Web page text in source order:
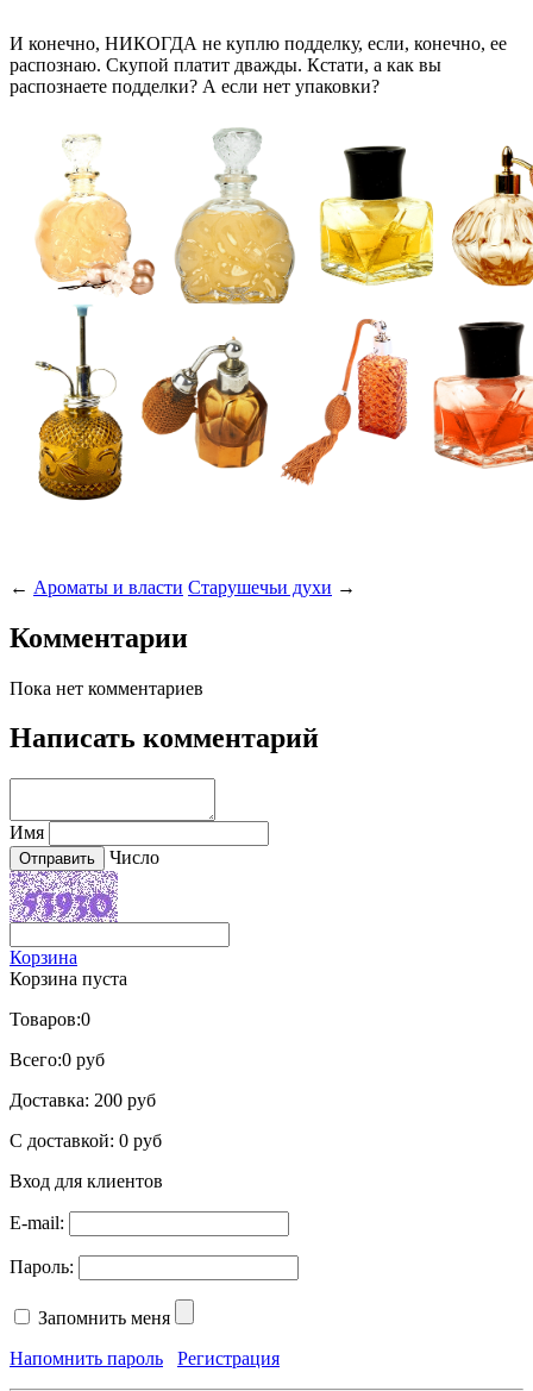
И конечно, НИКОГДА не куплю подделку, если, конечно, ее
распознаю. Скупой платит дважды. Кстати, а как вы
распознаете подделки? А если нет упаковки?
← Ароматы и власти Старушечьи духи →
Комментарии
Пока нет комментариев
Написать комментарий
Имя
Число
Корзина
Корзина пуста
Товаров:0
Всего:0 руб
Доставка: 200 руб
С доставкой: 0 руб
Вход для клиентов
E-mail:
Пароль:
Запомнить меня
Напомнить пароль
Регистрация